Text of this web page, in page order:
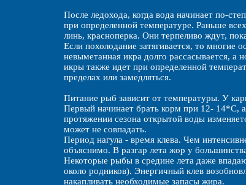
После ледохода, когда вода начинает по-
при определенной температуре. Раньше
линь, красноперка. Они терпеливо ждут,
Если похолодание затягивается, то
невыметанная икра долго рассасывается, а
икры также идет при определенной
пределах или замедляться.
Питание рыб зависит от температуры. У
Первый начинает брать корм при 12- 14*С,
протяжении сезона открытой воды
может не совпадать.
Период нагула - время клева. Чем
объяснимо. В разгар лета жор у
Некоторые рыбы в средине лета даже
около родников). Энергичный клев
накапливать необходимые запасы жира.